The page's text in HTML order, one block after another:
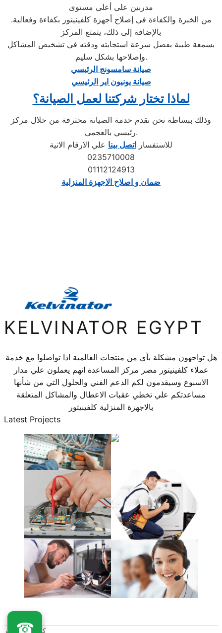
مدربين على أعلى مستوى
من الخبرة والكفاءة في إصلاح أجهزة كلفينيتور بكفاءة وفعالية.
بالإضافة إلى ذلك، يتمتع المركز
بسمعة طيبة بفضل سرعة استجابته ودقته في تشخيص المشاكل
وإصلاحها بشكل سليم.
صيانة سامسونج الرئيسي
صيانة يونيون اير الرئيسي
لماذا تختار شركتنا لعمل الصيانة؟
وذلك ببساطة نحن نقدم خدمة الصيانة محترفة من خلال مركز
رئيسي بالعجمى.
للاستفسار اتصل بينا علي الارقام الاتية
0235710008
01112124913
ضمان و اصلاح الاجهزة المنزلية
KELVINATOR EGYPT
هل تواجهون مشكلة بأي من منتجات العالمية اذا تواصلوا مع خدمة
عملاء كلفينيتور مصر مركز المساعدة انهم يعملون علي مدار
الاسبوع وسيقدمون لكم الدعم الفني والحلول التي من شأنها
مساعدتكم علي تخطي عقبات الاعطال والمشاكل المتعلقة
بالاجهزة المنزلية كلفينيتور
Latest Projects
كلـفينيتور مصر
☎